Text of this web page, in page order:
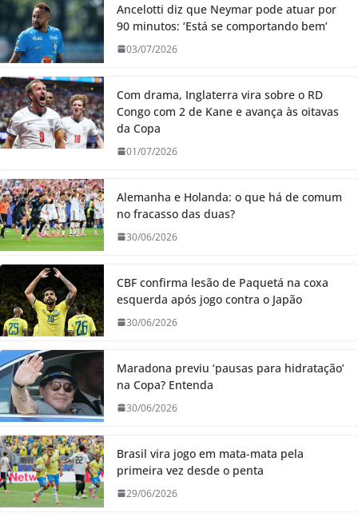
Ancelotti diz que Neymar pode atuar por
90 minutos: ‘Está se comportando bem’
03/07/2026
Com drama, Inglaterra vira sobre o RD
Congo com 2 de Kane e avança às oitavas
da Copa
01/07/2026
Alemanha e Holanda: o que há de comum
no fracasso das duas?
30/06/2026
CBF confirma lesão de Paquetá na coxa
esquerda após jogo contra o Japão
30/06/2026
Maradona previu ‘pausas para hidratação’
na Copa? Entenda
30/06/2026
Brasil vira jogo em mata-mata pela
primeira vez desde o penta
29/06/2026